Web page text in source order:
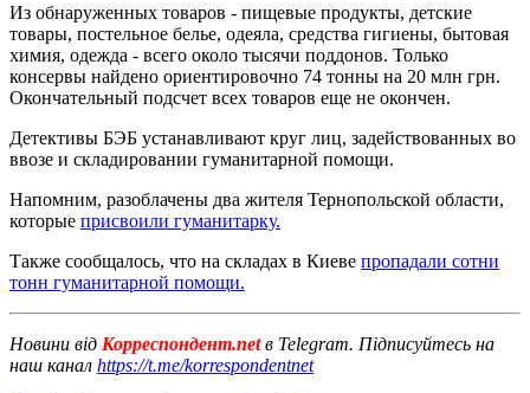
Из обнаруженных товаров - пищевые продукты, детские
товары, постельное белье, одеяла, средства гигиены, бытовая
химия, одежда - всего около тысячи поддонов. Только
консервы найдено ориентировочно 74 тонны на 20 млн грн.
Окончательный подсчет всех товаров еще не окончен.
Детективы БЭБ устанавливают круг лиц, задействованных во
ввозе и складировании гуманитарной помощи.
Напомним, разоблачены два жителя Тернопольской области,
которые присвоили гуманитарку.
Также сообщалось, что на складах в Киеве пропадали сотни
тонн гуманитарной помощи.
Новини від Корреспондент.netв Telegram. Підписуйтесь на
наш канал https://t.me/korrespondentnet